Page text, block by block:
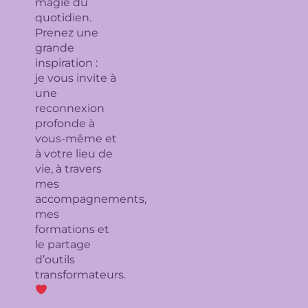
quotidien.
Prenez une
grande
inspiration :
je vous invite à
une
reconnexion
profonde à
vous-même et
à votre lieu de
vie, à travers
mes
accompagnements,
mes
formations et
le partage
d’outils
transformateurs.